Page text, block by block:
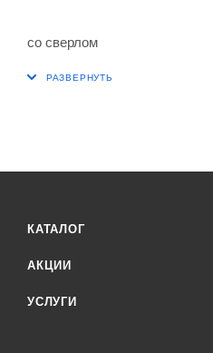
со сверлом
КАТАЛОГ
АКЦИИ
УСЛУГИ